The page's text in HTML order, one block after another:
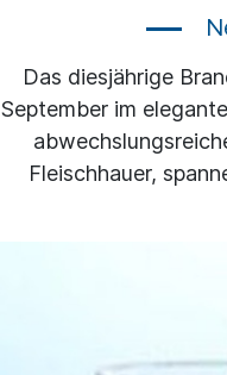
Das diesjährige
September im
Fleischhauer,